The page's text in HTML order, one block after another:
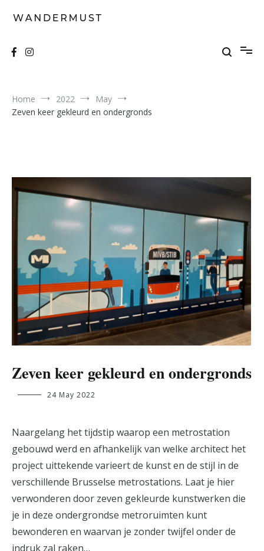
Home 2022
May
Zeven keer gekleurd en ondergronds
Zeven keer gekleurd en ondergronds
aurelio.varano@student.ehb.be
24 May 2022
Naargelang het tijdstip waarop een metrostation
gebouwd werd en afhankelijk van welke architect het
project uittekende varieert de kunst en de stijl in de
verschillende Brusselse metrostations. Laat je hier
verwonderen door zeven gekleurde kunstwerken die
je in deze ondergrondse metroruimten kunt
bewonderen en waarvan je zonder twijfel onder de
indruk zal raken…